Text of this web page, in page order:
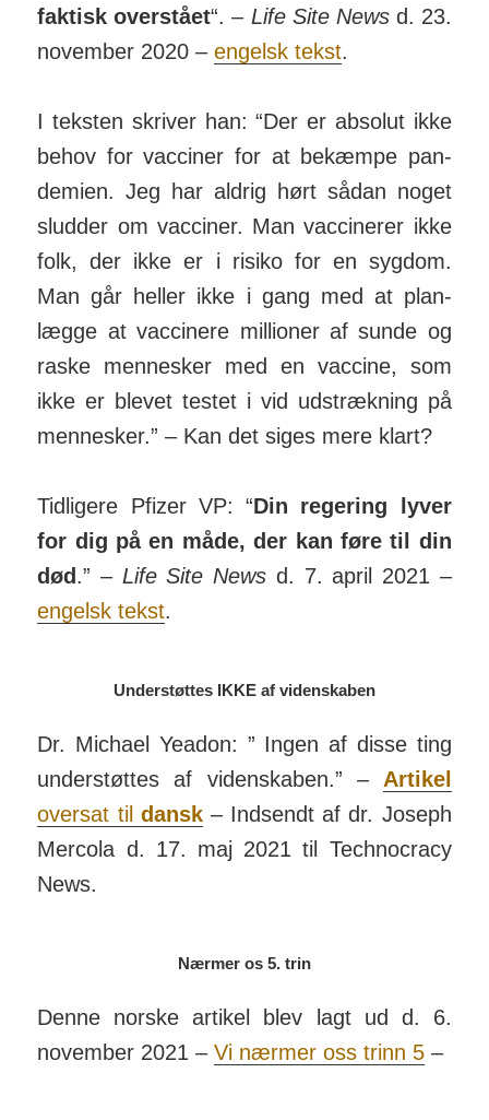
fak­tisk over­stået“. – Life Site Newsd. 23.
november 2020 –engelsk tekst.
I teksten skriver han: “Der er ab­solut ikke
behov for vac­ciner for at be­kæmpe pan­
demien. Jeg har aldrig hørt sådan noget
sludder om vac­ciner. Man vac­cinerer ikke
folk, der ikke er i risiko for en syg­dom.
Man går heller ikke i gang med at plan­
lægge at vac­cinere mil­lioner af sunde og
raske men­nesker med en vaccine, som
ikke er blevet testet i vid ud­strækning på
men­nesker.” – Kan det siges mere klart?
Tidligere Pfizer VP: “Din regering lyver
for dig på en måde, der kan føre til din
død .” – Life Site News d. 7. april 2021 –
engelsk tekst.
Understøttes IKKE af videnskaben
Dr. Michael Yeadon: ” Ingen af disse ting
under­støttes af viden­skaben.” – Artikel
over­sat til dansk– Ind­sendt af dr. Joseph
Mercola d. 17. maj 2021 til Techno­cracy
News.
Nærmer os 5. trin
Denne norske artikel blev lagt ud d. 6.
november 2021 –Vi nærmer oss trinn 5 –